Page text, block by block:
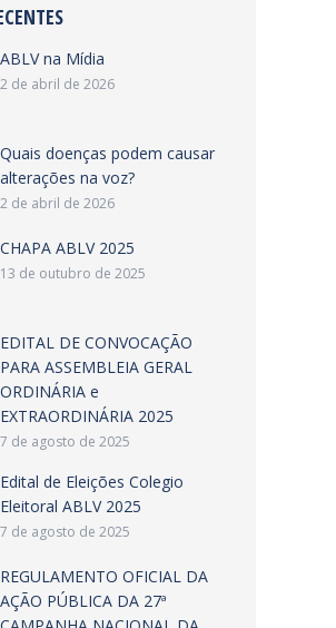
ABLV na Mídia
2 de abril de 2026
Quais doenças podem causar
alterações na voz?
2 de abril de 2026
CHAPA ABLV 2025
13 de outubro de 2025
EDITAL DE CONVOCAÇÃO
PARA ASSEMBLEIA GERAL
ORDINÁRIA e
EXTRAORDINÁRIA 2025
7 de agosto de 2025
Edital de Eleições Colegio
Eleitoral ABLV 2025
7 de agosto de 2025
REGULAMENTO OFICIAL DA
AÇÃO PÚBLICA DA 27ª